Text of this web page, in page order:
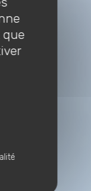
que